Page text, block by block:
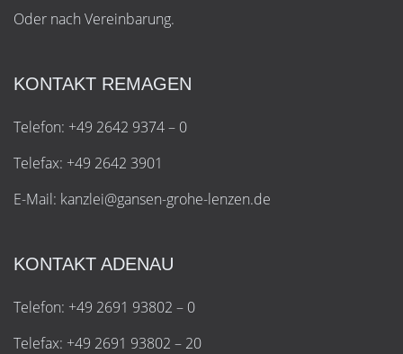
Oder nach Vereinbarung.
KONTAKT REMAGEN
Telefon: +49 2642 9374 – 0
Telefax: +49 2642 3901
E-Mail: kanzlei@gansen-grohe-lenzen.de
KONTAKT ADENAU
Telefon: +49 2691 93802 – 0
Telefax: +49 2691 93802 – 20